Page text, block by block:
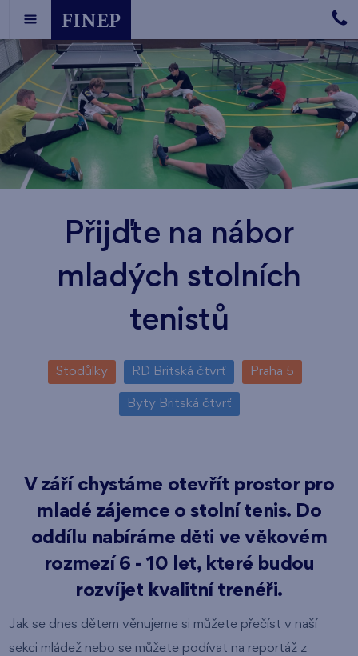
Přijďte na nábor
mladých stolních
tenistů
Stodůlky RD Britská čtvrť Praha 5
Byty Britská čtvrť
V září chystáme otevřít prostor pro
mladé zájemce o stolní tenis. Do
oddílu nabíráme děti ve věkovém
rozmezí 6 - 10 let, které budou
rozvíjet kvalitní trenéři.
Jak se dnes dětem věnujeme si můžete přečíst v naší
sekci mládež nebo se můžete podívat na reportáž z